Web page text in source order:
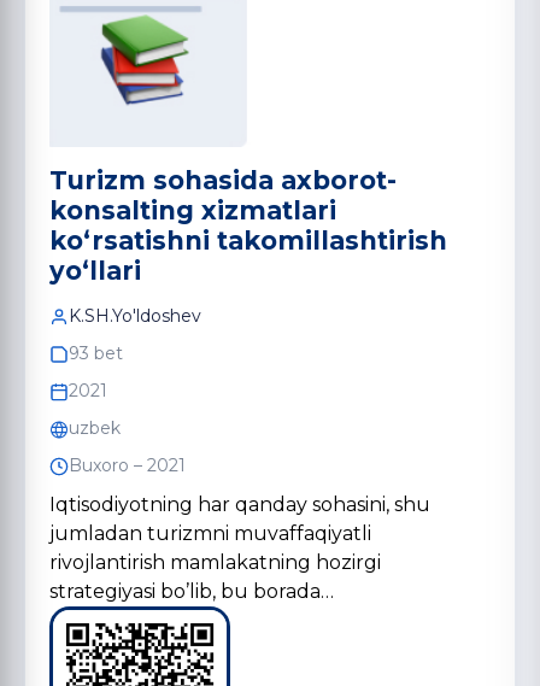
Turizm sohasida axborot-
konsalting xizmatlari
koʻrsatishni takomillashtirish
yoʻllari
K.SH.Yo'ldoshev
93 bet
2021
uzbek
Buxoro – 2021
Iqtisodiyotning har qanday sohasini, shu
jumladan turizmni muvaffaqiyatli
rivojlantirish mamlakatning hozirgi
strategiyasi bo’lib, bu borada…